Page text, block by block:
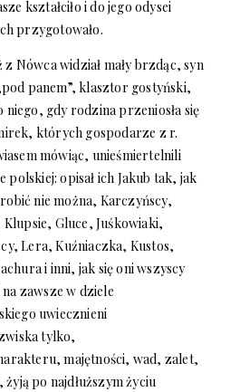
kształciło i do jego odysei
przygotowało.
z Nówca widział mały brzdąc, syn
panem”, klasztor gostyński,
niego, gdy rodzina przeniosła się
których gospodarze z r.
mówiąc, unieśmiertelnili
opisał ich Jakub tak, jak
nie można, Karczyńscy,
Gluce, Juśkowiaki,
Lera, Kuźniaczka, Kustos,
i inni, jak się oni wszyscy
zawsze w dziele
uwiecznieni
tylko,
majętności, wad, zalet,
żyją po najdłuższym życiu